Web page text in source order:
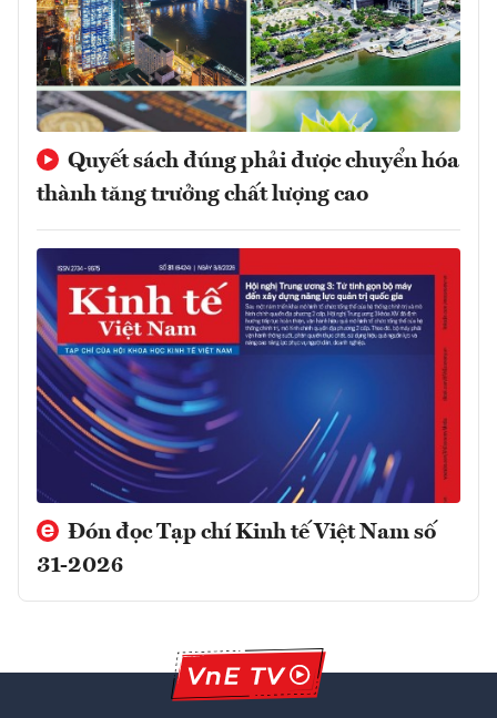
Quyết sách đúng phải được chuyển hóa
thành tăng trưởng chất lượng cao
Đón đọc Tạp chí Kinh tế Việt Nam số
31-2026